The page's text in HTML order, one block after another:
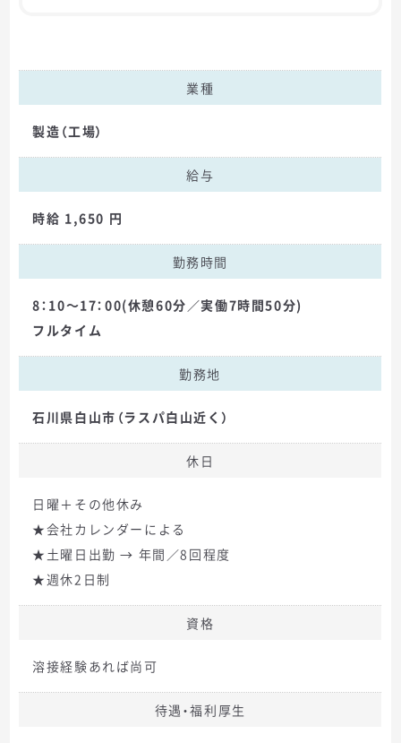
業種
製造（工場）
給与
時給 1,650 円
勤務時間
8：10～17：00(休憩60分／実働7時間50分)
フルタイム
勤務地
石川県白山市（ラスパ白山近く）
休日
日曜＋その他休み
★会社カレンダーによる
★土曜日出勤 → 年間／8回程度
★週休2日制
資格
溶接経験あれば尚可
待遇・福利厚生